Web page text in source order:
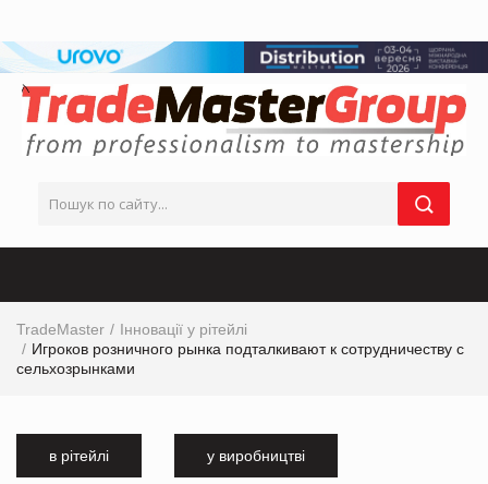
TradeMaster
Інновації у рітейлі
Игроков розничного рынка подталкивают к сотрудничеству с
сельхозрынками
в рітейлі у виробництві